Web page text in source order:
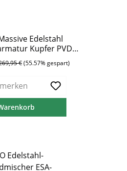
Edelstahl
Kupfer PVD
Preis:
€(55.57% gespart)